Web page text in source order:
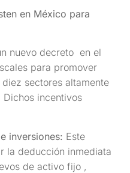
en México para
nuevo decreto en el
para promover
sectores altamente
Dichos incentivos
inversiones: Este
la deducción inmediata
de activo fijo ,